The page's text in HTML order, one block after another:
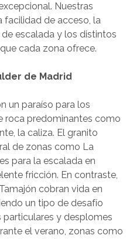
Nuestras
facilidad de acceso, la
escalada y los distintos
cada zona ofrece.
de Madrid
un paraíso para los
roca predominantes como
la caliza. El granito
de zonas como La
para la escalada en
fricción. En contraste,
cobran vida en
un tipo de desafío
particulares y desplomes
el verano, zonas como